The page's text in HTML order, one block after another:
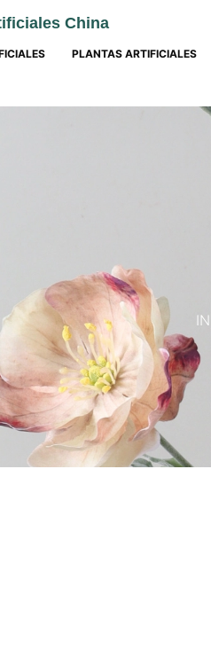
China
PLANTAS ARTIFICIALES